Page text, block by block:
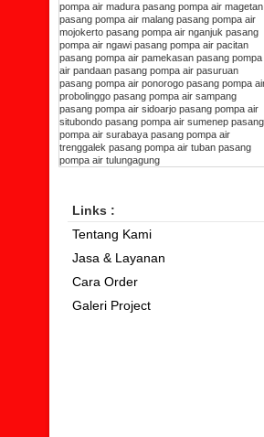
pompa air madura pasang pompa air magetan
pasang pompa air malang pasang pompa air
mojokerto pasang pompa air nganjuk pasang
pompa air ngawi pasang pompa air pacitan
pasang pompa air pamekasan pasang pompa
air pandaan pasang pompa air pasuruan
pasang pompa air ponorogo pasang pompa
probolinggo pasang pompa air sampang
pasang pompa air sidoarjo pasang pompa air
situbondo pasang pompa air sumenep pasang
pompa air surabaya pasang pompa air
trenggalek pasang pompa air tuban pasang
pompa air tulungagung
Links :
Tentang Kami
Jasa & Layanan
Cara Order
Galeri Project